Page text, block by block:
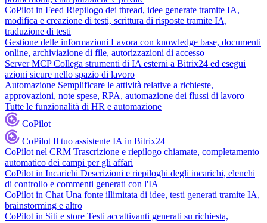
CoPilot in Feed Riepilogo dei thread, idee generate tramite IA,
modifica e creazione di testi, scrittura di risposte tramite IA,
traduzione di testi
Gestione delle informazioni Lavora con knowledge base, documenti
online, archiviazione di file, autorizzazioni di accesso
Server MCP Collega strumenti di IA esterni a Bitrix24 ed esegui
azioni sicure nello spazio di lavoro
Automazione Semplificare le attività relative a richieste,
approvazioni, note spese, RPA, automazione dei flussi di lavoro
Tutte le funzionalità di HR e automazione
CoPilot
CoPilot Il tuo assistente IA in Bitrix24
CoPilot nel CRM Trascrizione e riepilogo chiamate, completamento
automatico dei campi per gli affari
CoPilot in Incarichi Descrizioni e riepiloghi degli incarichi, elenchi
di controllo e commenti generati con l'IA
CoPilot in Chat Una fonte illimitata di idee, testi generati tramite IA,
brainstorming e altro
CoPilot in Siti e store Testi accattivanti generati su richiesta,